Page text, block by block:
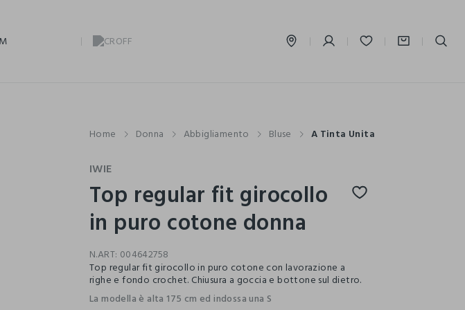
Home Donna Abbigliamento Bluse A Tinta Unita
IWIE
Top regular fit girocollo
in puro cotone donna
N.ART: 004642758
Top regular fit girocollo in puro cotone con lavorazione a
righe e fondo crochet. Chiusura a goccia e bottone sul dietro.
La modella è alta 175 cm ed indossa una S